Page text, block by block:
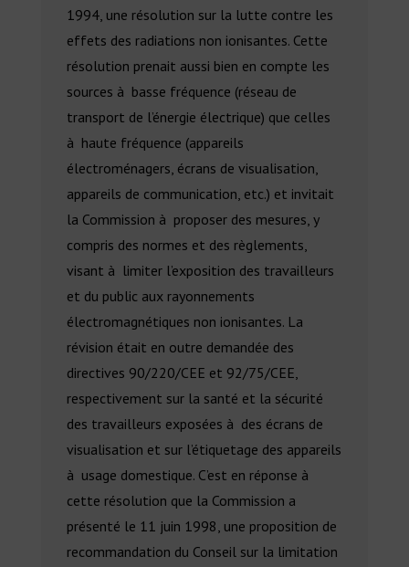
1994, une résolution sur la lutte contre les
effets des radiations non ionisantes. Cette
résolution prenait aussi bien en compte les
sources à basse fréquence (réseau de
transport de l’énergie électrique) que celles
à haute fréquence (appareils
électroménagers, écrans de visualisation,
appareils de communication, etc.) et invitait
la Commission à proposer des mesures, y
compris des normes et des règlements,
visant à limiter l’exposition des travailleurs
et du public aux rayonnements
électromagnétiques non ionisantes. La
révision était en outre demandée des
directives 90/220/CEE et 92/75/CEE,
respectivement sur la santé et la sécurité
des travailleurs exposées à des écrans de
visualisation et sur l’étiquetage des appareils
à usage domestique. C’est en réponse à
cette résolution que la Commission a
présenté le 11 juin 1998, une proposition de
recommandation du Conseil sur la limitation